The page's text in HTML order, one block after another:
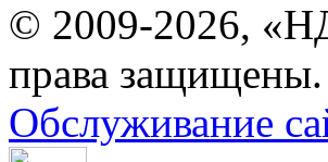
© 2009-2026,
права защищены.
Обслуживание